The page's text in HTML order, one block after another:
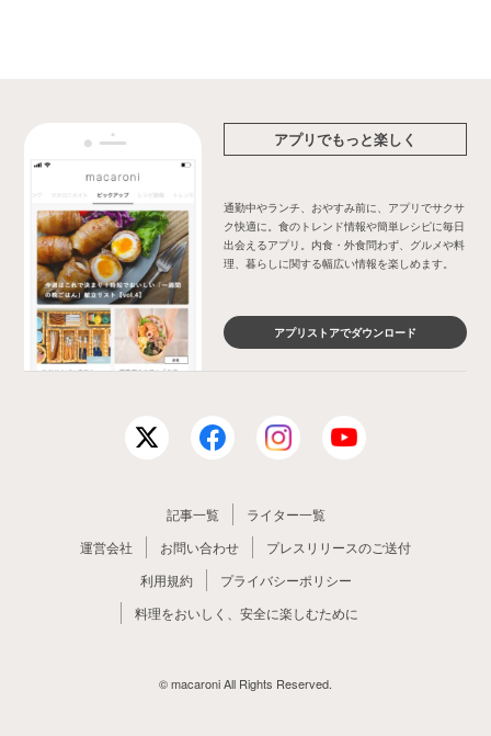
アプリでもっと楽しく
通勤中やランチ、おやすみ前に、アプリでサクサ
ク快適に。食のトレンド情報や簡単レシピに毎日
出会えるアプリ。内食・外食問わず、グルメや料
理、暮らしに関する幅広い情報を楽しめます。
アプリストアでダウンロード
記事一覧
ライター一覧
運営会社
お問い合わせ
プレスリリースのご送付
利用規約
プライバシーポリシー
料理をおいしく、安全に楽しむために
© macaroni All Rights Reserved.